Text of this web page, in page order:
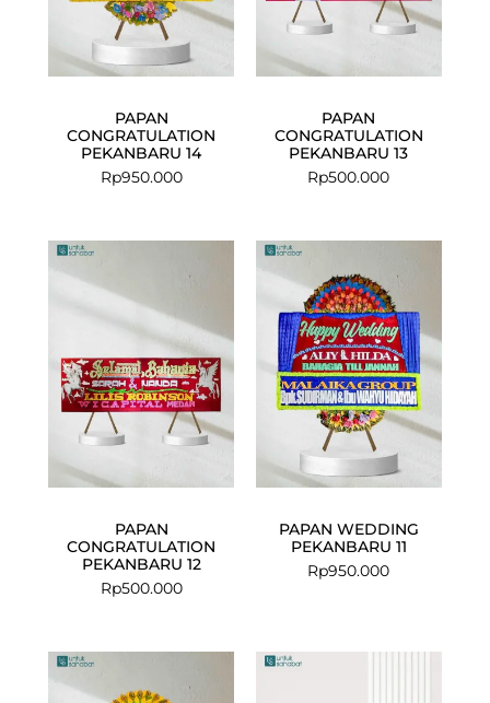
PAPAN
CONGRATULATION
PEKANBARU 14
Rp950.000
PAPAN
CONGRATULATION
PEKANBARU 13
Rp500.000
PAPAN
CONGRATULATION
PEKANBARU 12
Rp500.000
PAPAN WEDDING
PEKANBARU 11
Rp950.000